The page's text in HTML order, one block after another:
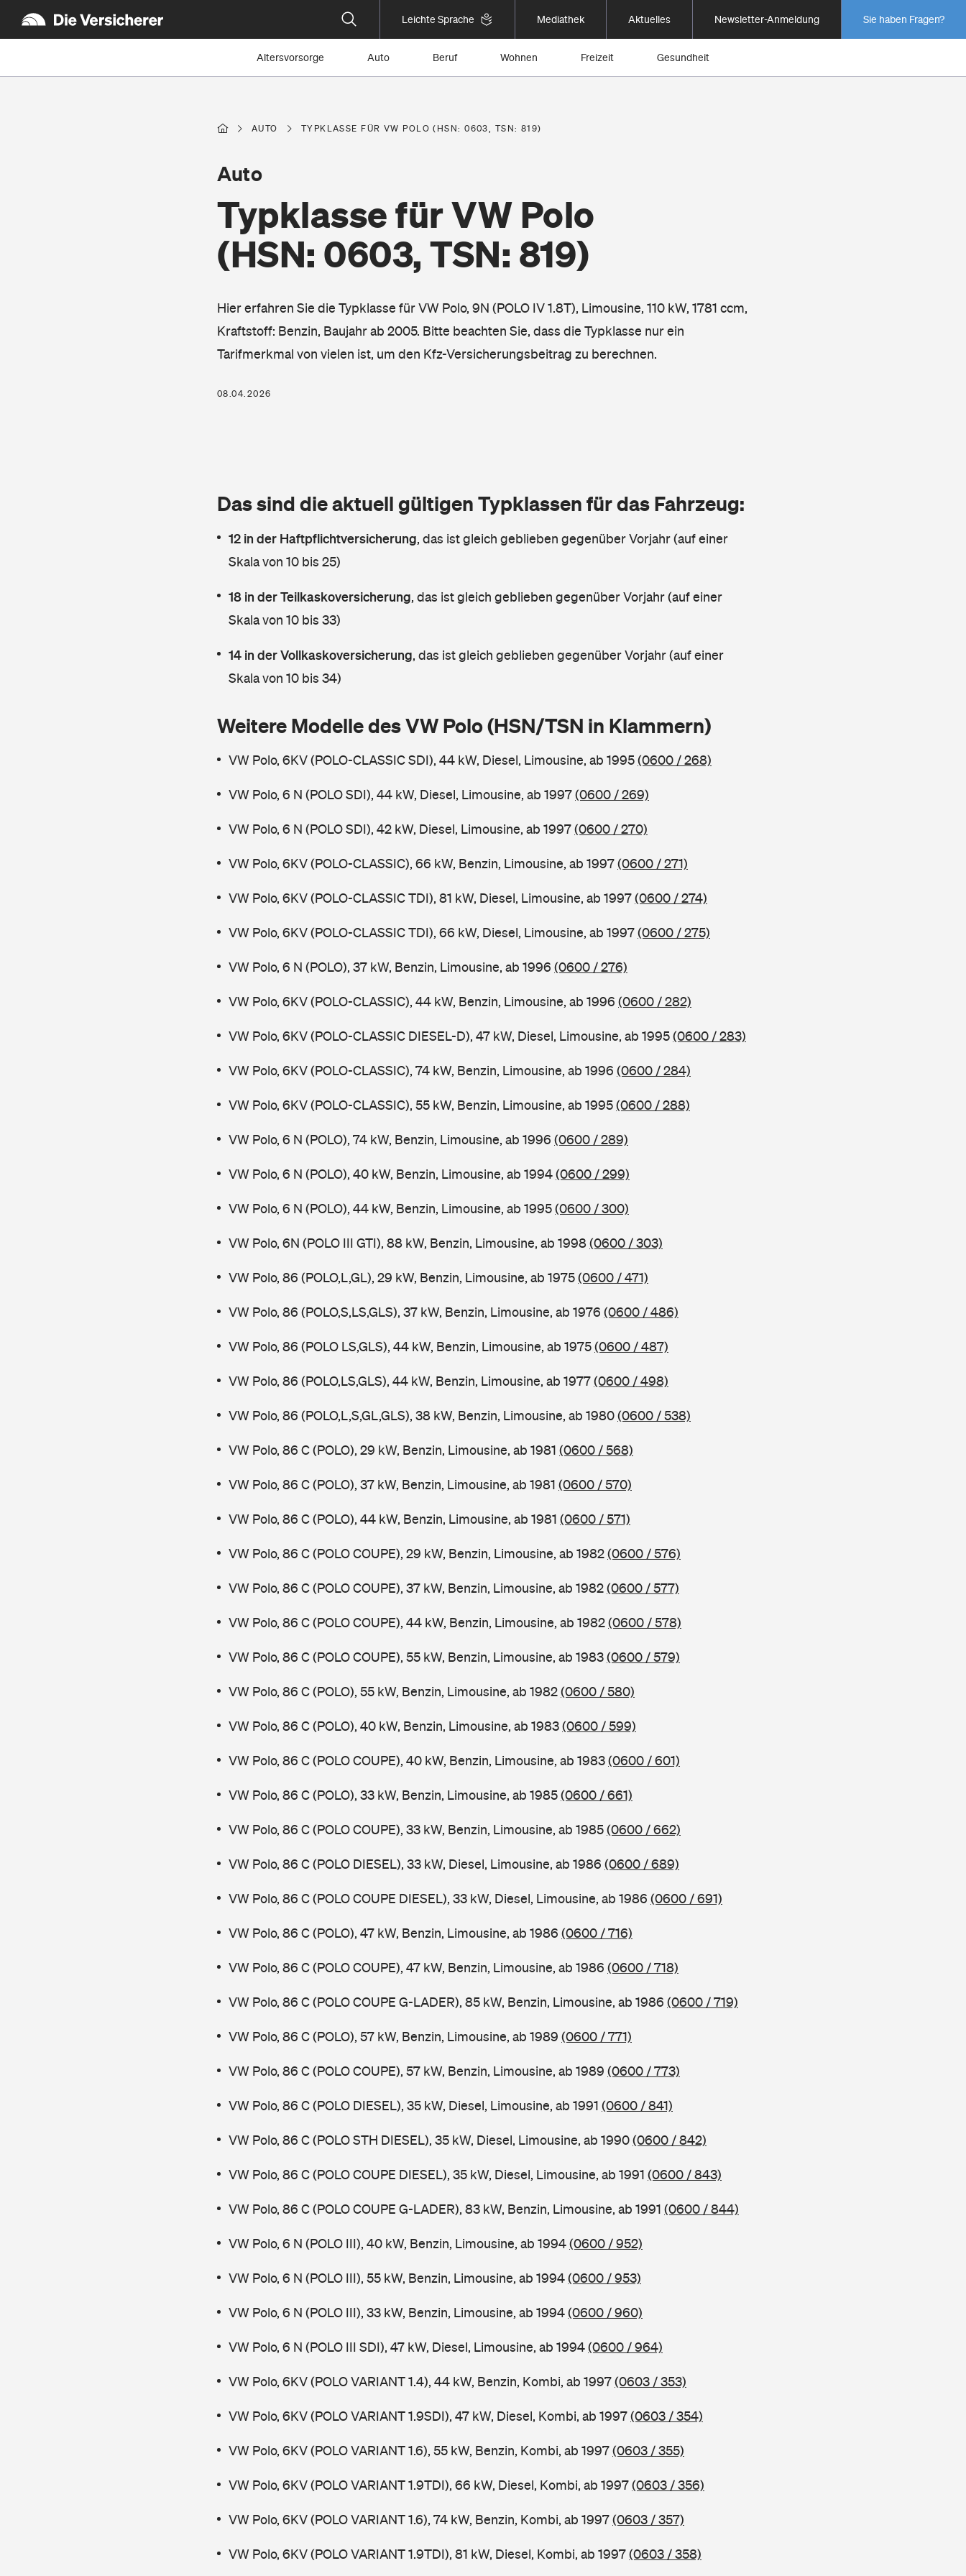
Leichte Sprache Mediathek Aktuelles Newsletter-Anmeldung Sie haben Fragen?
Altersvorsorge Auto Beruf Wohnen Freizeit Gesundheit
AUTO TYPKLASSE FÜR VW POLO (HSN: 0603, TSN: 819)
Typklasse für VW Polo
(HSN: 0603, TSN: 819)
Auto
Hier erfahren Sie die Typklasse für VW Polo, 9N (POLO IV 1.8T), Limousine, 110 kW, 1781 ccm,
Kraftstoff: Benzin, Baujahr ab 2005. Bitte beachten Sie, dass die Typklasse nur ein
Tarifmerkmal von vielen ist, um den Kfz-Versicherungsbeitrag zu berechnen.
08.04.2026
Das sind die aktuell gültigen Typklassen für das Fahrzeug:
12 in der Haftpflichtversicherung, das ist gleich geblieben gegenüber Vorjahr (auf einer
Skala von 10 bis 25)
18 in der Teilkaskoversicherung, das ist gleich geblieben gegenüber Vorjahr (auf einer
Skala von 10 bis 33)
14 in der Vollkaskoversicherung, das ist gleich geblieben gegenüber Vorjahr (auf einer
Skala von 10 bis 34)
Weitere Modelle des VW Polo (HSN/TSN in Klammern)
VW Polo, 6KV (POLO-CLASSIC SDI), 44 kW, Diesel, Limousine, ab 1995(0600 / 268)
VW Polo, 6 N (POLO SDI), 44 kW, Diesel, Limousine, ab 1997(0600 / 269)
VW Polo, 6 N (POLO SDI), 42 kW, Diesel, Limousine, ab 1997(0600 / 270)
VW Polo, 6KV (POLO-CLASSIC), 66 kW, Benzin, Limousine, ab 1997(0600 / 271)
VW Polo, 6KV (POLO-CLASSIC TDI), 81 kW, Diesel, Limousine, ab 1997(0600 / 274)
VW Polo, 6KV (POLO-CLASSIC TDI), 66 kW, Diesel, Limousine, ab 1997(0600 / 275)
VW Polo, 6 N (POLO), 37 kW, Benzin, Limousine, ab 1996 (0600 / 276)
VW Polo, 6KV (POLO-CLASSIC), 44 kW, Benzin, Limousine, ab 1996 (0600 / 282)
VW Polo, 6KV (POLO-CLASSIC DIESEL-D), 47 kW, Diesel, Limousine, ab 1995(0600 / 283)
VW Polo, 6KV (POLO-CLASSIC), 74 kW, Benzin, Limousine, ab 1996 (0600 / 284)
VW Polo, 6KV (POLO-CLASSIC), 55 kW, Benzin, Limousine, ab 1995(0600 / 288)
VW Polo, 6 N (POLO), 74 kW, Benzin, Limousine, ab 1996 (0600 / 289)
VW Polo, 6 N (POLO), 40 kW, Benzin, Limousine, ab 1994(0600 / 299)
VW Polo, 6 N (POLO), 44 kW, Benzin, Limousine, ab 1995(0600 / 300)
VW Polo, 6N (POLO III GTI), 88 kW, Benzin, Limousine, ab 1998(0600 / 303)
VW Polo, 86 (POLO,L,GL), 29 kW, Benzin, Limousine, ab 1975(0600 / 471)
VW Polo, 86 (POLO,S,LS,GLS), 37 kW, Benzin, Limousine, ab 1976 (0600 / 486)
VW Polo, 86 (POLO LS,GLS), 44 kW, Benzin, Limousine, ab 1975(0600 / 487)
VW Polo, 86 (POLO,LS,GLS), 44 kW, Benzin, Limousine, ab 1977(0600 / 498)
VW Polo, 86 (POLO,L,S,GL,GLS), 38 kW, Benzin, Limousine, ab 1980(0600 / 538)
VW Polo, 86 C (POLO), 29 kW, Benzin, Limousine, ab 1981 (0600 / 568)
VW Polo, 86 C (POLO), 37 kW, Benzin, Limousine, ab 1981 (0600 / 570)
VW Polo, 86 C (POLO), 44 kW, Benzin, Limousine, ab 1981 (0600 / 571)
VW Polo, 86 C (POLO COUPE), 29 kW, Benzin, Limousine, ab 1982(0600 / 576)
VW Polo, 86 C (POLO COUPE), 37 kW, Benzin, Limousine, ab 1982(0600 / 577)
VW Polo, 86 C (POLO COUPE), 44 kW, Benzin, Limousine, ab 1982(0600 / 578)
VW Polo, 86 C (POLO COUPE), 55 kW, Benzin, Limousine, ab 1983(0600 / 579)
VW Polo, 86 C (POLO), 55 kW, Benzin, Limousine, ab 1982(0600 / 580)
VW Polo, 86 C (POLO), 40 kW, Benzin, Limousine, ab 1983(0600 / 599)
VW Polo, 86 C (POLO COUPE), 40 kW, Benzin, Limousine, ab 1983(0600 / 601)
VW Polo, 86 C (POLO), 33 kW, Benzin, Limousine, ab 1985(0600 / 661)
VW Polo, 86 C (POLO COUPE), 33 kW, Benzin, Limousine, ab 1985(0600 / 662)
VW Polo, 86 C (POLO DIESEL), 33 kW, Diesel, Limousine, ab 1986 (0600 / 689)
VW Polo, 86 C (POLO COUPE DIESEL), 33 kW, Diesel, Limousine, ab 1986 (0600 / 691)
VW Polo, 86 C (POLO), 47 kW, Benzin, Limousine, ab 1986 (0600 / 716)
VW Polo, 86 C (POLO COUPE), 47 kW, Benzin, Limousine, ab 1986 (0600 / 718)
VW Polo, 86 C (POLO COUPE G-LADER), 85 kW, Benzin, Limousine, ab 1986 (0600 / 719)
VW Polo, 86 C (POLO), 57 kW, Benzin, Limousine, ab 1989 (0600 / 771)
VW Polo, 86 C (POLO COUPE), 57 kW, Benzin, Limousine, ab 1989 (0600 / 773)
VW Polo, 86 C (POLO DIESEL), 35 kW, Diesel, Limousine, ab 1991 (0600 / 841)
VW Polo, 86 C (POLO STH DIESEL), 35 kW, Diesel, Limousine, ab 1990(0600 / 842)
VW Polo, 86 C (POLO COUPE DIESEL), 35 kW, Diesel, Limousine, ab 1991 (0600 / 843)
VW Polo, 86 C (POLO COUPE G-LADER), 83 kW, Benzin, Limousine, ab 1991 (0600 / 844)
VW Polo, 6 N (POLO III), 40 kW, Benzin, Limousine, ab 1994(0600 / 952)
VW Polo, 6 N (POLO III), 55 kW, Benzin, Limousine, ab 1994(0600 / 953)
VW Polo, 6 N (POLO III), 33 kW, Benzin, Limousine, ab 1994(0600 / 960)
VW Polo, 6 N (POLO III SDI), 47 kW, Diesel, Limousine, ab 1994(0600 / 964)
VW Polo, 6KV (POLO VARIANT 1.4), 44 kW, Benzin, Kombi, ab 1997(0603 / 353)
VW Polo, 6KV (POLO VARIANT 1.9SDI), 47 kW, Diesel, Kombi, ab 1997(0603 / 354)
VW Polo, 6KV (POLO VARIANT 1.6), 55 kW, Benzin, Kombi, ab 1997(0603 / 355)
VW Polo, 6KV (POLO VARIANT 1.9TDI), 66 kW, Diesel, Kombi, ab 1997(0603 / 356)
VW Polo, 6KV (POLO VARIANT 1.6), 74 kW, Benzin, Kombi, ab 1997(0603 / 357)
VW Polo, 6KV (POLO VARIANT 1.9TDI), 81 kW, Diesel, Kombi, ab 1997(0603 / 358)